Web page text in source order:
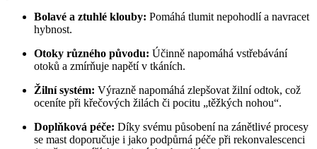
Bolavé a ztuhlé klouby: Pomáhá tlumit nepohodlí a navracet
hybnost.
Otoky různého původu: Účinně napomáhá vstřebávání
otoků a zmírňuje napětí v tkáních.
Žilní systém: Výrazně napomáhá zlepšovat žilní odtok, což
oceníte při křečových žilách či pocitu „těžkých nohou“.
Doplňková péče: Díky svému působení na zánětlivé procesy
se mast doporučuje i jako podpůrná péče při rekonvalescenci